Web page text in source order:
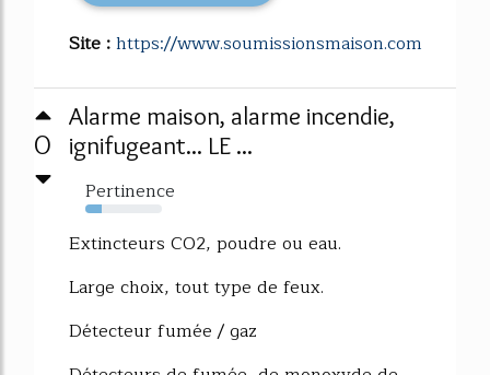
Site :https://www.soumissionsmaison.com
0
Alarme maison, alarme incendie,
ignifugeant... LE ...
Pertinence
21%
Extincteurs CO2, poudre ou eau.
Large choix, tout type de feux.
Détecteur fumée / gaz